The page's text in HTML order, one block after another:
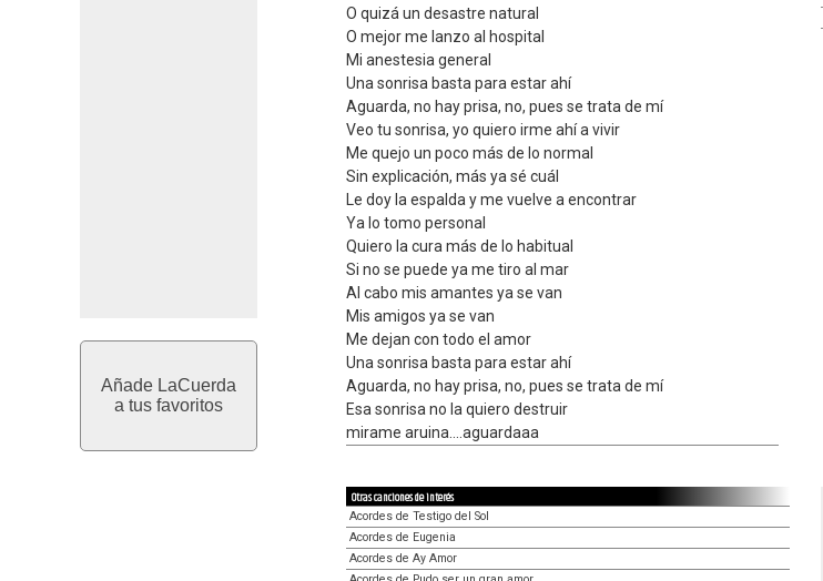
Añade LaCuerda
a tus favoritos
O quizá un desastre natural
O mejor me lanzo al hospital
Mi anestesia general
Una sonrisa basta para estar ahí
Aguarda, no hay prisa, no, pues se trata de mí
Veo tu sonrisa, yo quiero irme ahí a vivir
Me quejo un poco más de lo normal
Sin explicación, más ya sé cuál
Le doy la espalda y me vuelve a encontrar
Ya lo tomo personal
Quiero la cura más de lo habitual
Si no se puede ya me tiro al mar
Al cabo mis amantes ya se van
Mis amigos ya se van
Me dejan con todo el amor
Una sonrisa basta para estar ahí
Aguarda, no hay prisa, no, pues se trata de mí
Esa sonrisa no la quiero destruir
mirame aruina....aguardaaa
Otras canciones de interés
Acordes de Testigo del Sol
Acordes de Eugenia
Acordes de Ay Amor